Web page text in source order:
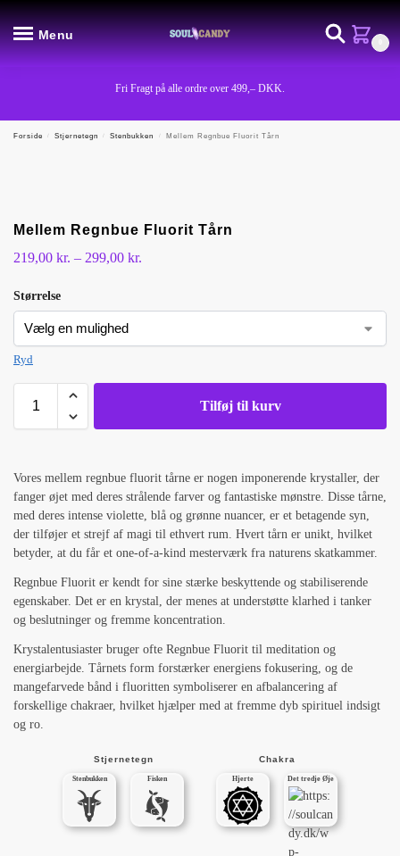
Menu
Fri Fragt på alle ordre over 499,– DKK.
Forside / Stjernetegn / Stenbukken / Mellem Regnbue Fluorit Tårn
Mellem Regnbue Fluorit Tårn
219,00 kr. – 299,00 kr.
Størrelse
Ryd
Tilføj til kurv
Vores mellem regnbue fluorit tårne er nogen imponerende krystaller, der
fanger øjet med deres strålende farver og fantastiske mønstre. Disse tårne,
med deres intense violette, blå og grønne nuancer, er et betagende syn,
der tilføjer et strejf af magi til ethvert rum. Hvert tårn er unikt, hvilket
betyder, at du får et one-of-a-kind mesterværk fra naturens skatkammer.
Regnbue Fluorit er kendt for sine stærke beskyttende og stabiliserende
egenskaber. Det er en krystal, der menes at understøtte klarhed i tanker
og beslutninger og fremme koncentration.
Krystalentusiaster bruger ofte Regnbue Fluorit til meditation og
energiarbejde. Tårnets form forstærker energiens fokusering, og de
mangefarvede bånd i fluoritten symboliserer en afbalancering af
forskellige chakraer, hvilket hjælper med at fremme dyb spirituel indsigt
og ro.
Stjernetegn
Stenbukken Fisken
Chakra
Hjerte Det tredje Øje